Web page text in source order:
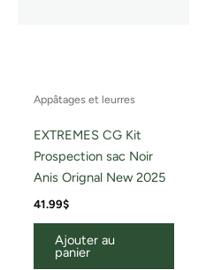
Appâtages et leurres
EXTREMES CG Kit
Prospection sac Noir
Anis Orignal New 2025
41.99$
Ajouter au
panier